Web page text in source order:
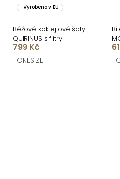
Vyrobeno v EU
Béžové koktejlové šaty
QUIRINUS s flitry
799 Kč
ONESIZE